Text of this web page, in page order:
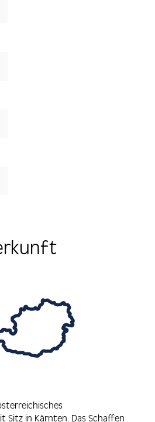
Sitz in Kärnten. Das Schaffen